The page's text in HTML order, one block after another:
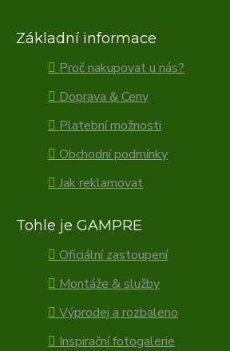
Základní informace
Proč nakupovat u nás?
Doprava & Ceny
Platební možnosti
Obchodní podmínky
Jak reklamovat
Tohle je GAMPRE
Oficiální zastoupení
Montáže & služby
Výprodej a rozbaleno
Inspirační fotogalerie